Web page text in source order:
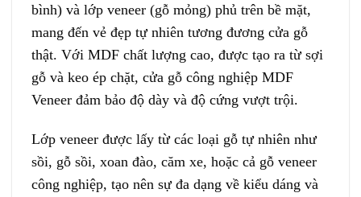
bình) và lớp veneer (gỗ mỏng) phủ trên bề mặt,
mang đến vẻ đẹp tự nhiên tương đương cửa gỗ
thật. Với MDF chất lượng cao, được tạo ra từ sợi
gỗ và keo ép chặt, cửa gỗ công nghiệp MDF
Veneer đảm bảo độ dày và độ cứng vượt trội.
Lớp veneer được lấy từ các loại gỗ tự nhiên như
sồi, gỗ sồi, xoan đào, căm xe, hoặc cả gỗ veneer
công nghiệp, tạo nên sự đa dạng về kiểu dáng và